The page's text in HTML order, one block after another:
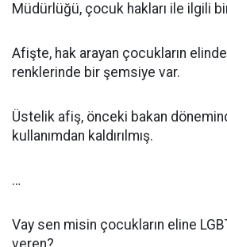
Müdürlüğü, çocuk hakları ile ilgili
Afişte, hak arayan çocukların
renklerinde bir şemsiye var.
Üstelik afiş, önceki bakan
kullanımdan kaldırılmış.
…
Vay sen misin çocukların eline